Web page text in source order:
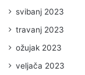
svibanj 2023
travanj 2023
ožujak 2023
veljača 2023